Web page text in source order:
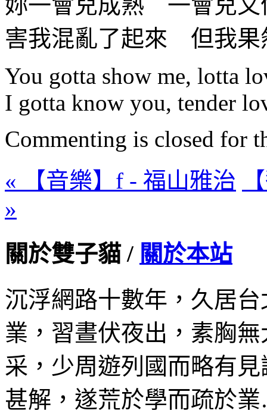
妳一會兒成熟 一會兒又
害我混亂了起來 但我果
You gotta show me, lotta
I gotta know you, tender
Commenting is closed for
« 【音樂】f - 福山雅治
»
關於雙子貓 / 關於本站
沉浮網路十數年，久居
業，習晝伏夜出，素胸
采，少周遊列國而略有
甚解，遂荒於學而疏於